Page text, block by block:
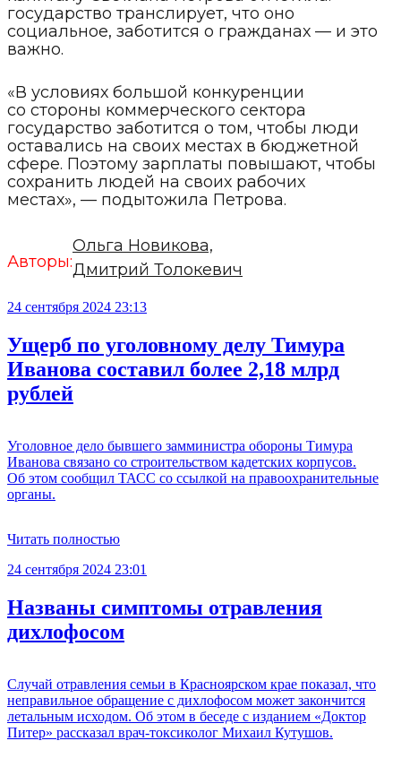
государство транслирует, что оно
социальное, заботится о гражданах — и это
важно.
«В условиях большой конкуренции
со стороны коммерческого сектора
государство заботится о том, чтобы люди
оставались на своих местах в бюджетной
сфере. Поэтому зарплаты повышают, чтобы
сохранить людей на своих рабочих
местах», — подытожила Петрова.
Авторы:
Ольга Новикова,
Дмитрий Толокевич
24 сентября 2024 23:13
Ущерб по уголовному делу Тимура
Иванова составил более 2,18 млрд
рублей
Уголовное дело бывшего замминистра обороны Тимура
Иванова связано со строительством кадетских корпусов.
Об этом сообщил ТАСС со ссылкой на правоохранительные
органы.
Читать полностью
24 сентября 2024 23:01
Названы симптомы отравления
дихлофосом
Случай отравления семьи в Красноярском крае показал, что
неправильное обращение с дихлофосом может закончится
летальным исходом. Об этом в беседе с изданием «Доктор
Питер» рассказал врач-токсиколог Михаил Кутушов.